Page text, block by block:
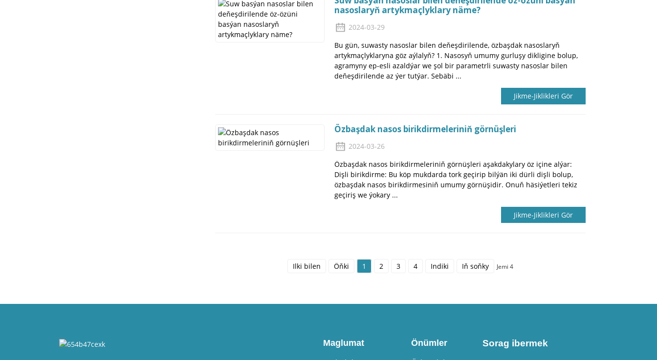
nasoslaryň artykmaçlyklary näme?
2024-03-29
Bu gün, suwasty nasoslar bilen deňeşdirilende, özbaşdak nasoslaryň
artykmaçlyklaryna göz aýlalyň? 1. Nasosyň umumy gurluşy dikligine bolup,
agramyny ep-esli azaldýar we şol bir parametrli suwasty nasoslar bilen
deňeşdirilende az ýer tutýar. Sebäbi ...
Jikme-Jiklikleri Gör
Özbaşdak nasos birikdirmeleriniň görnüşleri
2024-03-26
Özbaşdak nasos birikdirmeleriniň görnüşleri aşakdakylary öz içine alýar:
Dişli birikdirme: Bu köp mukdarda tork geçirip bilýän iki dürli dişli bolup,
özbaşdak nasos birikdirmesiniň umumy görnüşidir. Onuň häsiýetleri tekiz
geçiriş we ýokary ...
Jikme-Jiklikleri Gör
Ilki bilen Öňki 1 2 3 4 Indiki Iň soňky Jemi 4
Maglumat Önümler Sorag ibermek